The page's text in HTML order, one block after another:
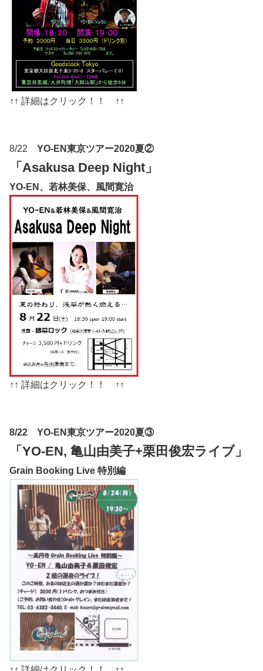
↑↑ 詳細はクリック！！ ↑↑
8/22 YO-EN東京ツアー2020夏②
「Asakusa Deep Night」
YO-EN、若林美保、風間寛治
↑↑ 詳細はクリック！！ ↑↑
8/22 YO-EN東京ツアー2020夏③
「YO-EN, 亀山由美子+栗田俊宏ライブ」
Grain Booking Live 特別編